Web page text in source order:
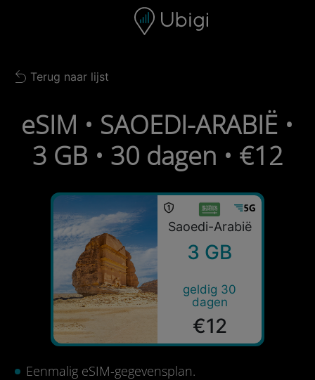
Navigatiebalk Voettekst
Back to list
Terug naar lijst
eSIM • SAOEDI-ARABIË •
3 GB • 30 dagen • €12
Saoedi-Arabië
3 GB
geldig 30
dagen
€12
Eenmalig eSIM-gegevensplan.